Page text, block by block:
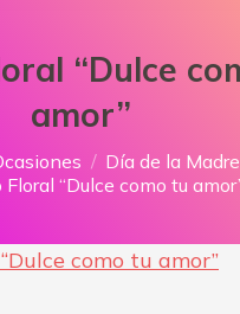
“Dulce
amor”
Día de la Madre
“Dulce como tu